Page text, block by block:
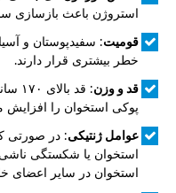
استروژن باعث بازسازی
قومیت: سفیدپوستان و
خطر بیشتری قرار دارند.
قد و وزن
پوکی استخوان را افزایش
عوامل ژنتیکی: در صورتی
استخوان یا شکستگی ناشی
استخوان در سایر اعضای